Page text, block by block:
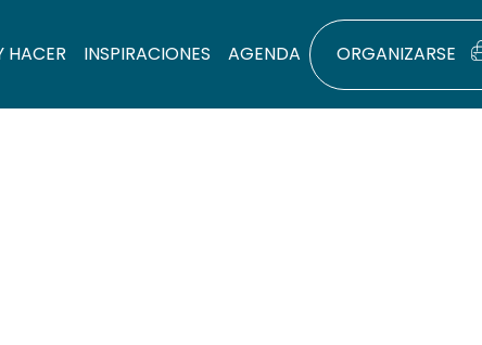
HACER INSPIRACIONES AGENDA ORGANIZARSE